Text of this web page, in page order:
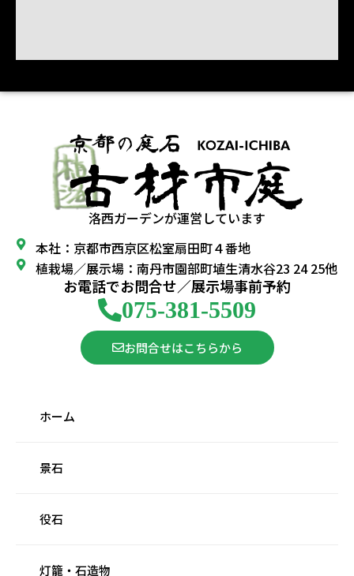
洛西ガーデンが運営しています
本社：京都市西京区松室扇田町４番地
植栽場／展示場：南丹市園部町埴生清水谷23 24 25他
お電話でお問合せ／展示場事前予約
075-381-5509
お問合せはこちらから
ホーム
景石
役石
灯籠・石造物